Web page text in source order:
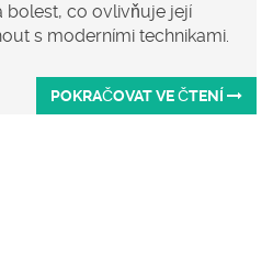
bolest, co ovlivňuje její
s moderními technikami.
POKRAČOVAT VE ČTENÍ